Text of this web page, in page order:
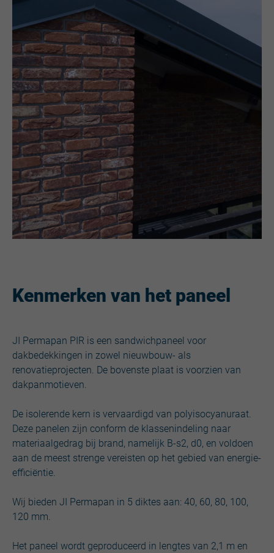
Kenmerken van het paneel
JI Permapan PIR is een sandwichpaneel voor
dakbedekkingen in zowel nieuwbouw- als
renovatieprojecten. De bovenste plaat is voorzien van
dakpanmotieven.
De isolerende kern is vervaardigd van polyisocyanuraat.
Deze panelen zijn conform de klassenindeling naar
materiaalgedrag bij brand, namelijk B-s2, d0, en voldoen
aan de meest strenge vereisten op het gebied van energie-
efficiëntie.
Wij bieden JI Permapan in 5 diktes aan: 40, 60, 80, 100,
120 mm.
Het paneel wordt geproduceerd in lengtes van 2,1 m en